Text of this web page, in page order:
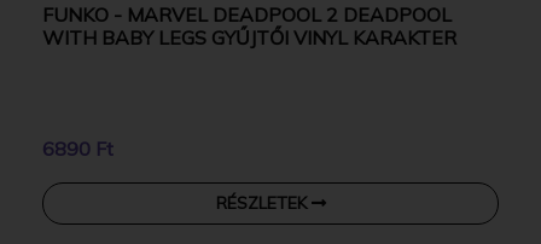
FUNKO - MARVEL DEADPOOL 2 DEADPOOL
WITH BABY LEGS GYŰJTŐI VINYL KARAKTER
6890 Ft
RÉSZLETEK